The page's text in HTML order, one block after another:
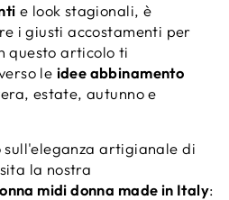
e look stagionali, è
i giusti accostamenti per
questo articolo ti
le idee abbinamento
estate, autunno e
sull'eleganza artigianale di
la nostra
midi donna made in Italy: